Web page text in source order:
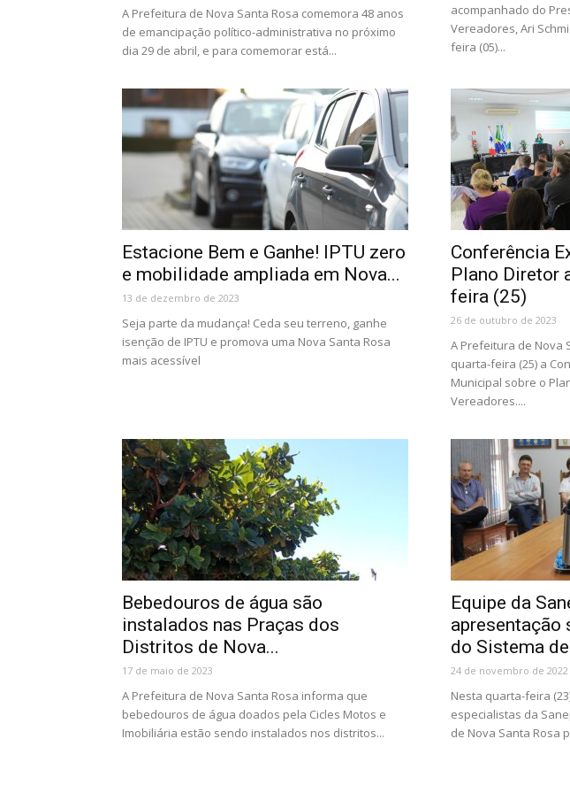
A Prefeitura de Nova Santa Rosa comemora 48 anos
de emancipação político-administrativa no próximo
dia 29 de abril, e para comemorar está...
acompanhado do
Vereadores, Ari
feira (05)...
Estacione Bem e Ganhe! IPTU zero
e mobilidade ampliada em Nova...
13 de dezembro de 2023
Seja parte da mudança! Ceda seu terreno, ganhe
isenção de IPTU e promova uma Nova Santa Rosa
mais acessível
Conferência
Plano Diretor
feira (25)
26 de outubro de 2023
A Prefeitura de Nova
quarta-feira (25) a
Municipal sobre o
Vereadores....
Bebedouros de água são
instalados nas Praças dos
Distritos de Nova...
17 de maio de 2023
A Prefeitura de Nova Santa Rosa informa que
bebedouros de água doados pela Cicles Motos e
Imobiliária estão sendo instalados nos distritos...
Equipe da
apresentação
do Sistema
24 de novembro de 2022
Nesta quarta-feira
especialistas da
de Nova Santa Rosa